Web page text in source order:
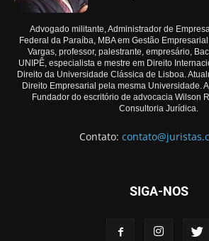
Advogado militante, Administrador de
Federal da Paraíba, MBA em Gestão
Vargas, professor, palestrante, empresário,
UNIPÊ, especialista e mestre em Direito
Direito da Universidade Clássica de Lisboa.
Direito Empresarial pela mesma Universidade.
Fundador do escritório de advocacia Wilson
Consultoria Jurídica.
Contato:
SIGA-NOS